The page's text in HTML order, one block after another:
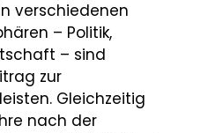
verschiedenen
– Politik,
– sind
zur
Gleichzeitig
nach der